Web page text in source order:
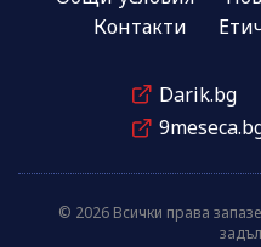
Контакти
Darik.bg
© 2026 Всички права